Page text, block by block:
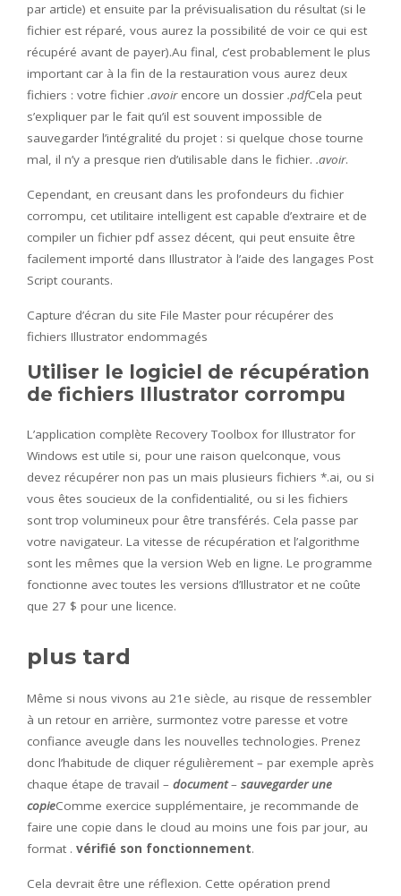
par article) et ensuite par la prévisualisation du résultat (si le
fichier est réparé, vous aurez la possibilité de voir ce qui est
récupéré avant de payer).Au final, c’est probablement le plus
important car à la fin de la restauration vous aurez deux
fichiers : votre fichier .avoirencore un dossier .pdfCela peut
s’expliquer par le fait qu’il est souvent impossible de
sauvegarder l’intégralité du projet : si quelque chose tourne
mal, il n’y a presque rien d’utilisable dans le fichier. .avoir.
Cependant, en creusant dans les profondeurs du fichier
corrompu, cet utilitaire intelligent est capable d’extraire et de
compiler un fichier pdf assez décent, qui peut ensuite être
facilement importé dans Illustrator à l’aide des langages Post
Script courants.
Capture d’écran du site File Master pour récupérer des
fichiers Illustrator endommagés
Utiliser le logiciel de récupération
de fichiers Illustrator corrompu
L’application complète Recovery Toolbox for Illustrator for
Windows est utile si, pour une raison quelconque, vous
devez récupérer non pas un mais plusieurs fichiers *.ai, ou si
vous êtes soucieux de la confidentialité, ou si les fichiers
sont trop volumineux pour être transférés. Cela passe par
votre navigateur. La vitesse de récupération et l’algorithme
sont les mêmes que la version Web en ligne. Le programme
fonctionne avec toutes les versions d’Illustrator et ne coûte
que 27 $ pour une licence.
plus tard
Même si nous vivons au 21e siècle, au risque de ressembler
à un retour en arrière, surmontez votre paresse et votre
confiance aveugle dans les nouvelles technologies. Prenez
donc l’habitude de cliquer régulièrement – par exemple après
chaque étape de travail – document– sauvegarder une
copieComme exercice supplémentaire, je recommande de
faire une copie dans le cloud au moins une fois par jour, au
format . vérifié son fonctionnement.
Cela devrait être une réflexion. Cette opération prend